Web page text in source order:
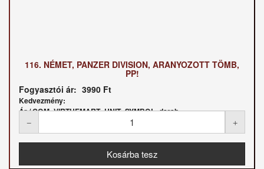
116. NÉMET, PANZER DIVISION, ARANYOZOTT TÖMB,
PP!
Fogyasztói ár: 3990 Ft
Kedvezmény:
Ár / COM_VIRTUEMART_UNIT_SYMBOL_darab: